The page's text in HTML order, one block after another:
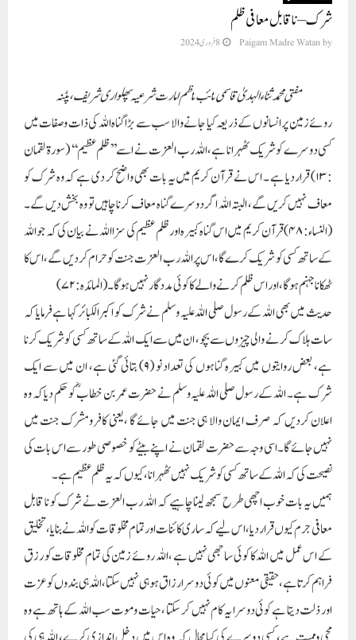
شرک – ناقابل معافی ظلم
by
Paigam Madre Watan 8 فروری 2024
مفتی محمد ثناء الہدیٰ قاسمی نائب ناظم امارت شرعیہ پھلواری شریف، پٹنہ
روئے زمین پر انسانوں کے ذریعہ کیا جانے والا سب سے بڑا گناہ اللہ کی ذات وصفات میں
کسی دوسرے کو شریک ٹھہرانا ہے، اللہ رب العزت نے اسے ’’ظلم عظیم‘‘ (سورۃ لقمان
: ۱۳) قرار دیا ہے ۔ اس نے قرآن کریم میں یہ بات بھی واضح کر دی ہے کہ وہ شرک کو
معاف نہیں کریں گے، البتہ اللہ اگر دوسرے گناہ معاف کرنا چاہیں تو وہ بخش دیں گے۔
(النساء : ۴۸) قرآن کریم میں اس گناہ کبیرہ اور ظلم عظیم کی سزا اللہ نے بیان کی کہ جو اللہ
کے ساتھ کسی کو شریک کرے گا، اس پر اللہ رب العزت جنت کو حرام کر دیں گے ، اس کا
ٹھکانا جہنم ہوگا، اور اس ظلم کرنے والے کا کوئی مددگار نہیں ہوگا۔ (المائدہ : ۷۲)
حدیث میں بھی اللہ کے رسول صلی اللہ علیہ وسلم نے شرک کو اکبر الکبائر کہا ہے فرمایا کہ
سات ہلاک کرنے والی چیزوں سے بچو، ان میں سے ایک اللہ کے ساتھ کسی کو شریک کرنا
ہے، بعض روایتوں میں کبیرہ گناہوں کی تعداد نو (۹) بتائی گئی ہے، ان میں سے ایک
شرک ہے ۔ اللہ کے رسول صلی اللہ علیہ وسلم نے حضرت عمر بن خطاب ؓ کو حکم دیا کہ وہ
اعلان کردیں کہ صرف ایمان والا ہی جنت میں جائے گا ، یعنی کافر ومشرک جنت میں
نہیں جائے گا۔ اسی وجہ سے حضرت لقمان نے اپنے بیٹے کو خصوصی طور سے اس بات کی
نصیحت کی کہ اللہ کے ساتھ کسی کو شریک نہیں ٹھہرانا، کیوں کہ یہ ظلم عظیم ہے۔
ہمیں یہ بات خوب اچھی طرح سمجھ لینا چاہیے کہ اللہ رب العزت نے شرک کو نا قابل
معافی جرم کیوں قرار دیا ، اس لیے کہ ساری کائنات اور تمام مخلوقات کو اللہ نے بنایا ، تخلیق
کے اس عمل میں اللہ کا کوئی ساجھی نہیں ہے ، اللہ روئے زمین کی تمام مخلوقات کو رزق
فراہم کرتا ہے، حقیقی معنوں میں کوئی دوسرا رزاق ہوہی نہیں سکتا، اللہ ہی بندوں کو عزت
اور ذلت دیتا ہے کوئی دوسرا یہ کام نہیں کر سکتا ، حیات وموت سب اللہ کے ہاتھ ہے وہ